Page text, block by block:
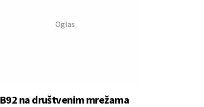
B92 na društvenim mrežama